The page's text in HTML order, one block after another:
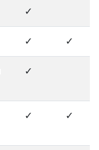
✓
✓ ✓
✓
✓ ✓